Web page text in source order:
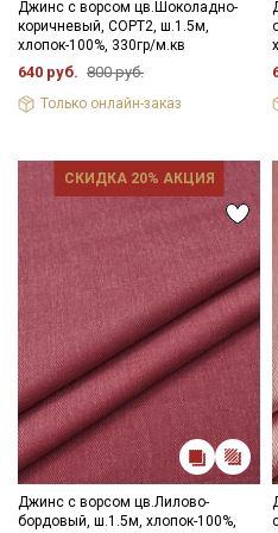
Цветопередача может
ткани в зависимостиот
зависимости от партии.
Джинс с ворсом цв.Шоколадно-
коричневый, СОРТ2, ш.1.5м,
хлопок-100%, 330гр/м.кв
640 руб. 800 руб.
Только онлайн-заказ
СКИДКА 20% АКЦИЯ
Джинс с ворсом цв.Лилово-
бордовый, ш.1.5м, хлопок-100%,
Секретная рассылка